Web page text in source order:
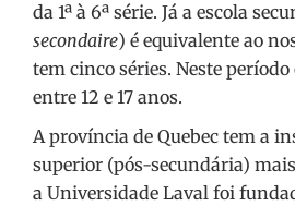
da 1ª à 6ª série. Já a escola
secondaire) é equivalente ao
tem cinco séries. Neste
entre 12 e 17 anos.
A província de Quebec tem a
superior (pós-secundária)
a Universidade Laval foi